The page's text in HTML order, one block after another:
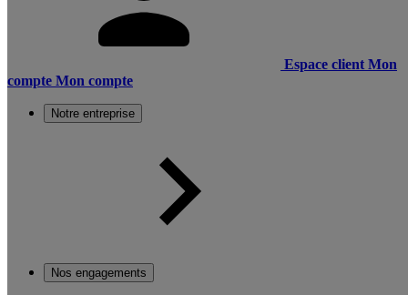
Espace client Mon
compte Mon compte
Notre entreprise
Nos engagements